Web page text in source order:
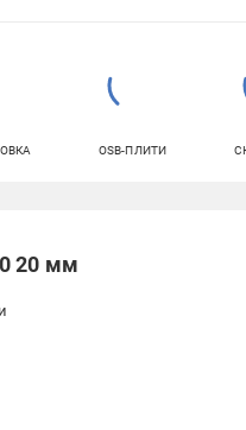
OSB-ПЛИТИ
20 мм